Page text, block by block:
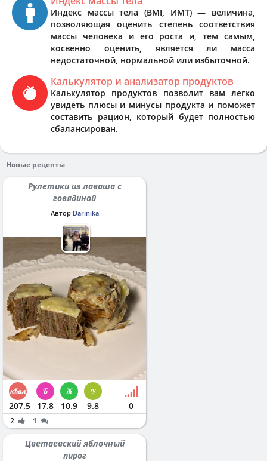
Индекс массы тела (BMI, ИМТ) — величина,
позволяющая оценить степень соответствия
массы человека и его роста и, тем самым,
косвенно оценить, является ли масса
недостаточной, нормальной или избыточной.
Калькулятор и анализатор продуктов
Калькулятор продуктов позволит вам легко
увидеть плюсы и минусы продукта и поможет
составить рацион, который будет полностью
сбалансирован.
Новые рецепты
Рулетики из лаваша с
говядиной
Автор Darinika
207.5 17.8 10.9 9.8 0
2 1
Цветаевский яблочный
пирог